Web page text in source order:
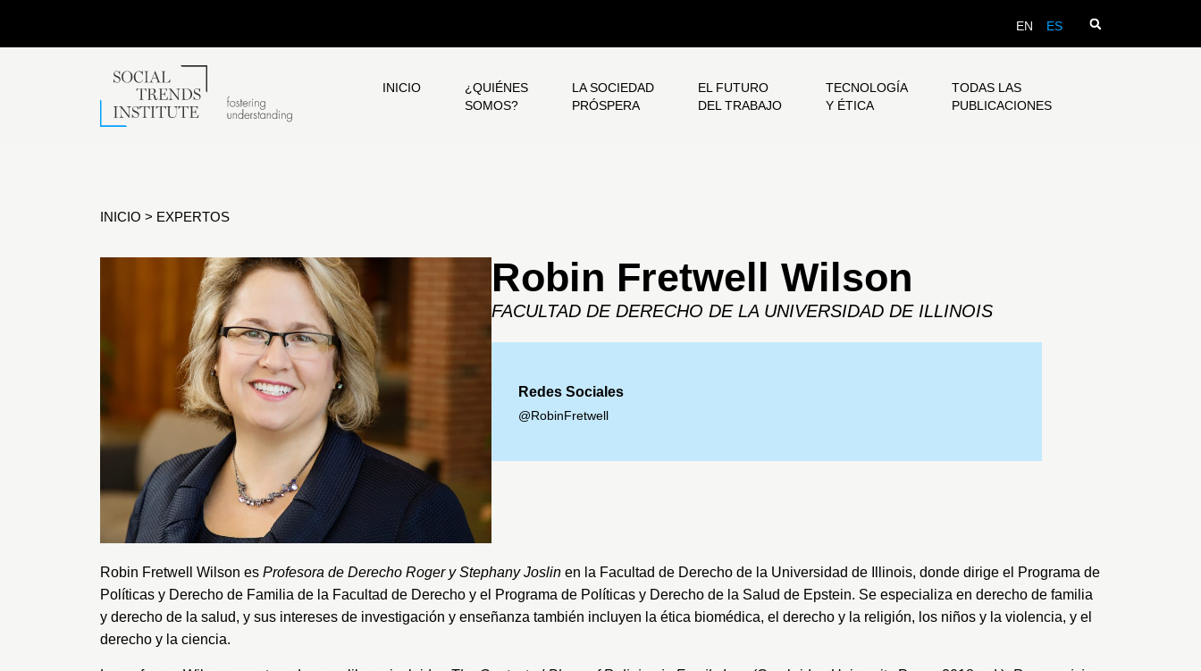
EN ES
INICIO
¿QUIÉNES
SOMOS?
LA SOCIEDAD
PRÓSPERA
EL FUTURO
DEL TRABAJO
TECNOLOGÍA
Y ÉTICA
TODAS LAS
PUBLICACIONES
INICIO > EXPERTOS
Robin Fretwell Wilson
FACULTAD DE DERECHO DE LA UNIVERSIDAD DE ILLINOIS
Redes Sociales
@RobinFretwell
Robin Fretwell Wilson es Profesora de Derecho Roger y Stephany Joslin en la Facultad de Derecho de la Universidad de Illinois, donde dirige el Programa de
Políticas y Derecho de Familia de la Facultad de Derecho y el Programa de Políticas y Derecho de la Salud de Epstein. Se especializa en derecho de familia
y derecho de la salud, y sus intereses de investigación y enseñanza también incluyen la ética biomédica, el derecho y la religión, los niños y la violencia, y el
derecho y la ciencia.